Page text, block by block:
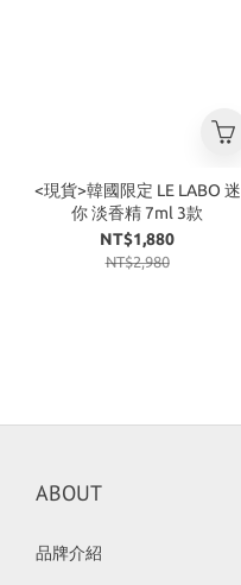
<現貨>韓國限定 LE LABO 迷
你 淡香精 7ml 3款
NT$1,880
NT$2,980
ABOUT
品牌介紹